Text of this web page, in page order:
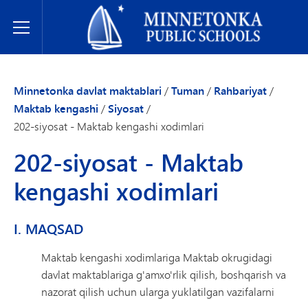
Toggle Menu
Minnetonka davlat maktablari
Minnetonka davlat maktablari /Tuman/ Rahbariyat/
Maktab kengashi /Siyosat/
202-siyosat - Maktab kengashi xodimlari
202-siyosat - Maktab
kengashi xodimlari
I. MAQSAD
Maktab kengashi xodimlariga Maktab okrugidagi
davlat maktablariga g'amxo'rlik qilish, boshqarish va
nazorat qilish uchun ularga yuklatilgan vazifalarni